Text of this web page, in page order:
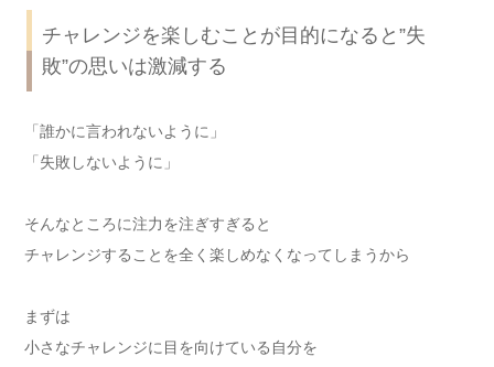
チャレンジを楽しむことが目的になると”失
敗”の思いは激減する
「誰かに言われないように」
「失敗しないように」
そんなところに注力を注ぎすぎると
チャレンジすることを全く楽しめなくなってしまうから
まずは
小さなチャレンジに目を向けている自分を